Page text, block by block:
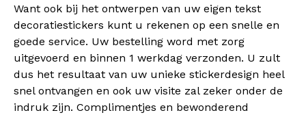
Want ook bij het ontwerpen van uw eigen tekst
decoratiestickers kunt u rekenen op een snelle en
goede service. Uw bestelling word met zorg
uitgevoerd en binnen 1 werkdag verzonden. U zult
dus het resultaat van uw unieke stickerdesign heel
snel ontvangen en ook uw visite zal zeker onder de
indruk zijn. Complimentjes en bewonderend